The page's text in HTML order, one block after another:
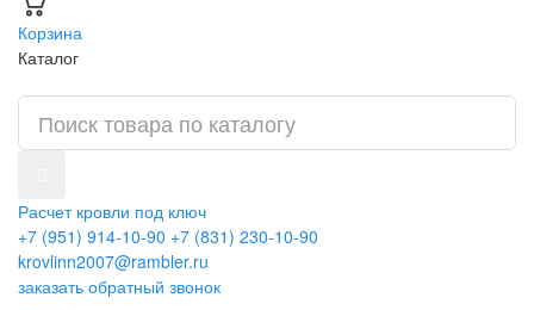
Корзина
Каталог
Расчет кровли под ключ
+7 (951) 914-10-90 +7 (831) 230-10-90
krovlinn2007@rambler.ru
заказать обратный звонок